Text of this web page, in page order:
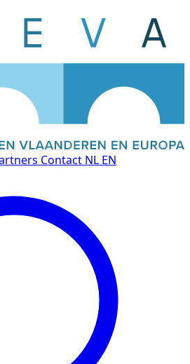
Contact NL EN